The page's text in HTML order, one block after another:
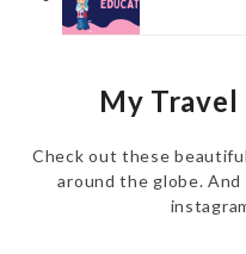
My
Check out these
around the globe.